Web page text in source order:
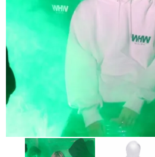
アクリルスタンド・アクセサリ
缶バッジ・ステッカー
生活雑貨・菓子・ゲーム
工藤大輝グッズ
岩岡徹グッズ
大野雄大グッズ